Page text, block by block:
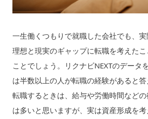
一生働くつもりで就職した会社でも、
理想と現実のギャップに転職を考えた
ことでしょう。リクナビNEXTのデータ
は半数以上の人が転職の経験があると答
転職するときは、給与や労働時間など
は多いと思いますが、実は資産形成を